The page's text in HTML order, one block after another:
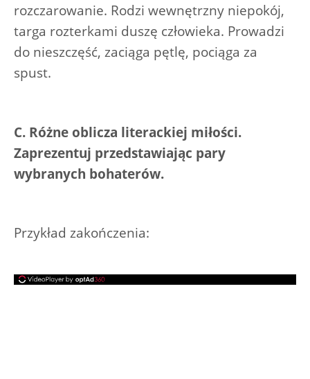
rozczarowanie. Rodzi wewnętrzny niepokój,
targa rozterkami duszę człowieka. Prowadzi
do nieszczęść, zaciąga pętlę, pociąga za
spust.
C. Różne oblicza literackiej miłości.
Zaprezentuj przedstawiając pary
wybranych bohaterów.
Przykład zakończenia: